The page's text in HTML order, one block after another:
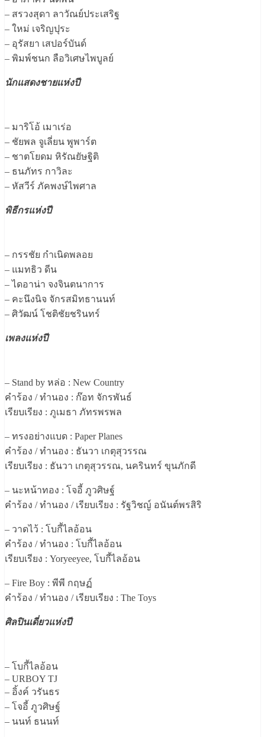
– สรวงสุดา ลาวัณย์ประเสริฐ
– ใหม่ เจริญปุระ
– อุรัสยา เสปอร์บันด์
– พิมพ์ชนก ลือวิเศษไพบูลย์
นักแสดงชายแห่งปี
– มาริโอ้ เมาเร่อ
– ชัยพล จูเลี่ยน พูพาร์ต
– ชาตโยดม หิรัณยัษฐิติ
– ธนภัทร กาวิละ
– หัสวีร์ ภัคพงษ์ไพศาล
พิธีกรแห่งปี
– กรรชัย กำเนิดพลอย
– แมทธิว ดีน
– ไดอาน่า จงจินตนาการ
– คะนึงนิจ จักรสมิทธานนท์
– ศิวัฒน์ โชติชัยชรินทร์
เพลงแห่งปี
– Stand by หล่อ : New Country
คำร้อง / ทำนอง : ก๊อท จักรพันธ์
เรียบเรียง : ภูเมธา ภัทรพรพล
– ทรงอย่างแบด : Paper Planes
คำร้อง / ทำนอง : ธันวา เกตุสุวรรณ
เรียบเรียง : ธันวา เกตุสุวรรณ, นครินทร์ ขุนภักดี
– นะหน้าทอง : โจอี้ ภูวศิษฐ์
คำร้อง / ทำนอง / เรียบเรียง : รัฐวิชญ์ อนันต์พรสิริ
– วาดไว้ : โบกี้ไลอ้อน
คำร้อง / ทำนอง : โบกี้ไลอ้อน
เรียบเรียง : Yoryeeyee, โบกี้ไลอ้อน
– Fire Boy : พีพี กฤษฏ์
คำร้อง / ทำนอง / เรียบเรียง : The Toys
ศิลปินเดี่ยวแห่งปี
– โบกี้ไลอ้อน
– URBOY TJ
– อิ้งค์ วรันธร
– โจอี้ ภูวศิษฐ์
– นนท์ ธนนท์